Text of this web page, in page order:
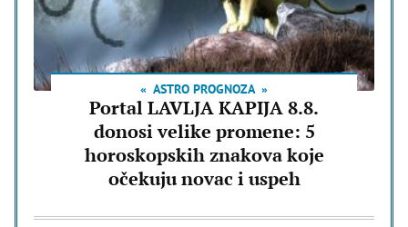
ASTRO PROGNOZA
Portal LAVLJA KAPIJA 8.8.
donosi velike promene: 5
horoskopskih znakova koje
očekuju novac i uspeh